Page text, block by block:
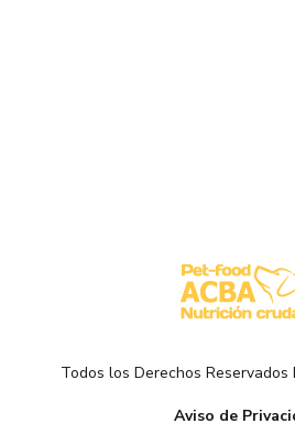
Todos los Derechos
Aviso de